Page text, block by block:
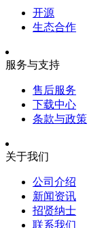
开源
生态合作
服务与支持
售后服务
下载中心
条款与政策
关于我们
公司介绍
新闻资讯
招贤纳士
联系我们